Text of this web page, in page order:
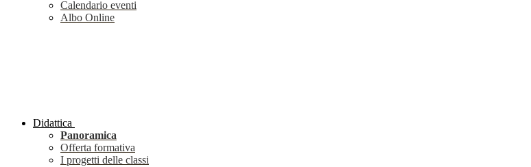
Calendario eventi
Albo Online
Didattica
Panoramica
Offerta formativa
I progetti delle classi